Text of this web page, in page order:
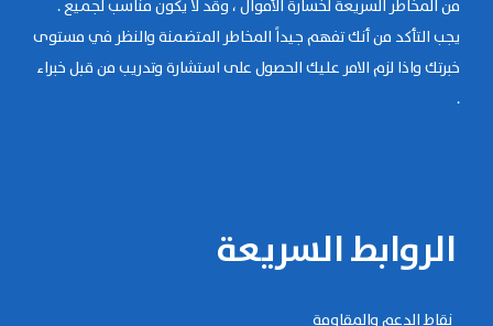
من المخاطر السريعة لخسارة الأموال ، وقد لا يكون مناسب لجميع .
يجب التأكد من أنك تفهم جيداً المخاطر المتضمنة والنظر في مستوى
خبرتك واذا لزم الامر عليك الحصول على استشارة وتدريب من قبل خبراء
.
الروابط السريعة
نقاط الدعم والمقاومة